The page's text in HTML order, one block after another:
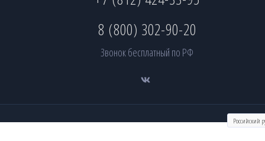
8 (800) 302-90-20
Звонок бесплатный по РФ